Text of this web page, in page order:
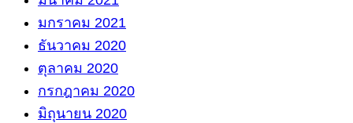
มกราคม 2021
ธันวาคม 2020
ตุลาคม 2020
กรกฎาคม 2020
มิถุนายน 2020